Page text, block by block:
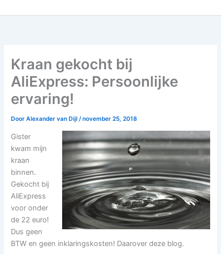
Kraan gekocht bij
AliExpress: Persoonlijke
ervaring!
DoorAlexander van Dijl/november 25, 2018
Gister
kwam mijn
kraan
binnen.
Gekocht bij
AliExpress
voor onder
de 22 euro!
Dus geen
BTW en geen inklaringskosten! Daarover deze blog.